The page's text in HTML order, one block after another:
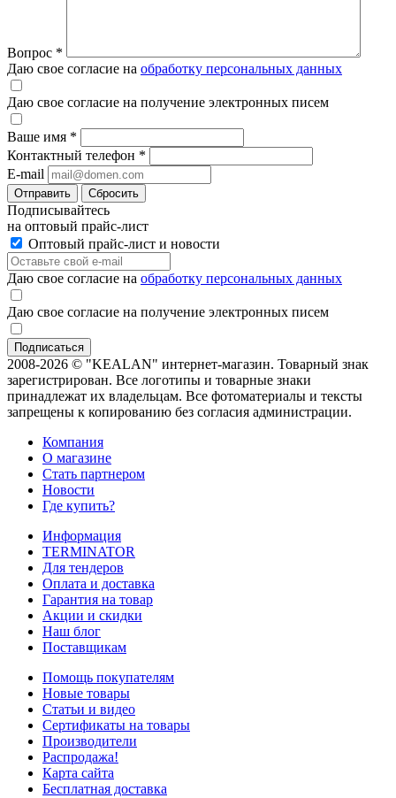
Вопрос *
Даю свое согласие на обработку персональных данных
Даю свое согласие на получение электронных писем
Ваше имя *
Контактный телефон *
E-mail
Отправить Сбросить
Подписывайтесь
на оптовый прайс-лист
Оптовый прайс-лист и новости
Даю свое согласие на обработку персональных данных
Даю свое согласие на получение электронных писем
2008-2026 © "KEALAN" интернет-магазин. Товарный знак
зарегистрирован. Все логотипы и товарные знаки
принадлежат их владельцам. Все фотоматериалы и тексты
запрещены к копированию без согласия администрации.
Компания
О магазине
Стать партнером
Новости
Где купить?
Информация
TERMINATOR
Для тендеров
Оплата и доставка
Гарантия на товар
Акции и скидки
Наш блог
Поставщикам
Помощь покупателям
Новые товары
Статьи и видео
Сертификаты на товары
Производители
Распродажа!
Карта сайта
Бесплатная доставка